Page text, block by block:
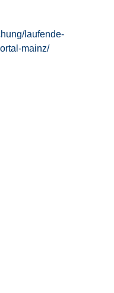
laufende-
mainz/